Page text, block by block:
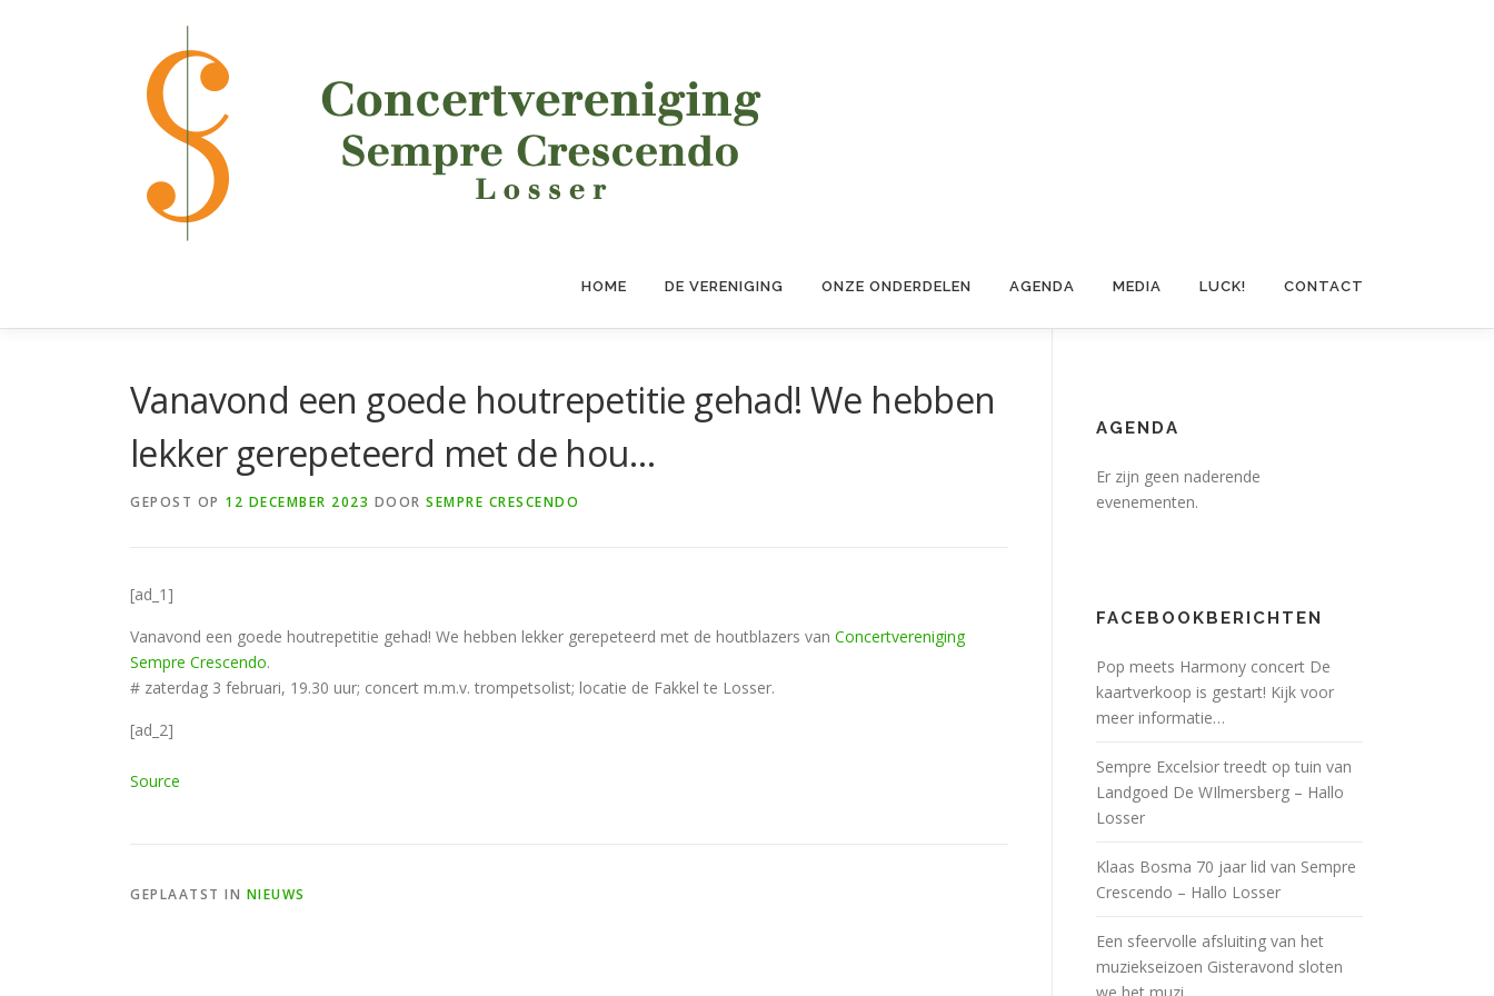
HOME DE VERENIGING ONZE ONDERDELEN AGENDA MEDIA LUCK! CONTACT
Vanavond een goede houtrepetitie gehad! We hebben
lekker gerepeteerd met de hou…
GEPOST OP 12 DECEMBER 2023 DOOR SEMPRE CRESCENDO
[ad_1]
Vanavond een goede houtrepetitie gehad! We hebben lekker gerepeteerd met de houtblazers van Concertvereniging
Sempre Crescendo.
# zaterdag 3 februari, 19.30 uur; concert m.m.v. trompetsolist; locatie de Fakkel te Losser.
[ad_2]
Source
GEPLAATST IN NIEUWS
AGENDA
Er zijn geen naderende
evenementen.
FACEBOOKBERICHTEN
Pop meets Harmony concert De
kaartverkoop is gestart! Kijk voor
meer informatie…
Sempre Excelsior treedt op tuin van
Landgoed De WIlmersberg – Hallo
Losser
Klaas Bosma 70 jaar lid van Sempre
Crescendo – Hallo Losser
Een sfeervolle afsluiting van het
muziekseizoen Gisteravond sloten